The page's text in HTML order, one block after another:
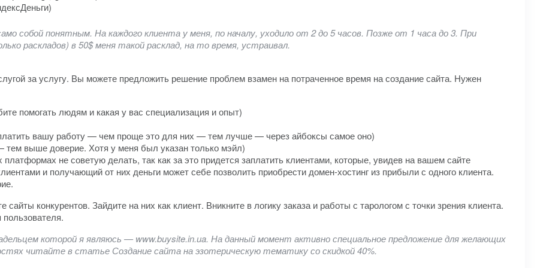
собой понятным. На каждого клиента у меня, по началу, уходило от 2 до 5 часов. Позже от 1 часа до 3. При
раскладов) в 50$ меня такой расклад, на то время, устраивал.
за услугу. Вы можете предложить решение проблем взамен на потраченное время на создание сайта. Нужен
помогать людям и какая у вас специализация и опыт)
вашу работу — чем проще это для них — тем лучше — через айбоксы самое оно)
выше доверие. Хотя у меня был указан только мэйл)
не советую делать, так как за это придется заплатить клиентами, которые, увидев на вашем сайте
и получающий от них деньги может себе позволить приобрести домен-хостинг из прибыли с одного клиента.
конкурентов. Зайдите на них как клиент. Вникните в логику заказа и работы с тарологом с точки зрения клиента.
которой я являюсь — www.buysite.in.ua. На данный момент активно специальное предложение для желающих
читайте в статье Создание сайта на эзотерическую тематику со скидкой 40%.